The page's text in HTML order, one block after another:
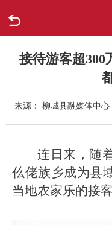
走进柳城
政府信息公开
网上办事
互动回应
接待游客超300
来源： 柳城县融媒体中心
连日来，随
仫佬族乡成为县
当地农家乐的接